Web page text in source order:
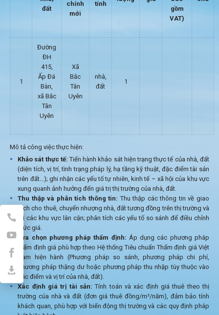
đất
chính
mới
tính
gồm
VAT)
1
Đường
ĐH
415,
Ấp Đá
Bàn,
xã Bắc
Tân
Uyên
Xã
Bắc
Tân
Uyên
nhà,
đất
1
Mô tả công việc thực hiện:
Khảo sát thực tế: Tiến hành khảo sát hiện trạng thực tế của nhà, đất
(diện tích, vị trí, tình trạng pháp lý, hạ tầng kỹ thuật, đặc điểm tài sản
trên đất…); ghi nhận các yếu tố tự nhiên, kinh tế – xã hội của khu vực
xung quanh ảnh hưởng đến giá trị thị trường của nhà, đất.
Thu thập và phân tích thông tin: Thu thập các thông tin về giao
dịch cho thuê, chuyển nhượng nhà, đất tương đồng trên thị trường và
tại các khu vực lân cận; phân tích các yếu tố so sánh để điều chỉnh
mức giá.
Lựa chọn phương pháp thẩm định: Áp dụng các phương pháp
thẩm định giá phù hợp theo Hệ thống Tiêu chuẩn Thẩm định giá Việt
Nam hiện hành (Phương pháp so sánh, phương pháp chi phí,
phương pháp thặng dư hoặc phương pháp thu nhập tùy thuộc vào
đặc điểm và vị trí của nhà, đất).
Xác định giá trị tài sản: Tính toán và xác định giá thuê theo thị
trường của nhà và đất (đơn giá thuê đồng/m²/năm), đảm bảo tính
khách quan, phù hợp với biến động thị trường và các quy định pháp